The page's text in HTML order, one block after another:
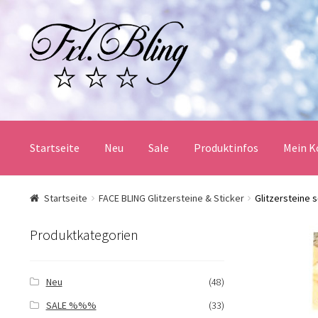
Navigation
springen
zum
Inhalt
Startseite Neu Sale Produktinfos Mein
Start AGB und Kundeninformationen
Mein Konto Produktinfos
Startseite FACE BLING Glitzersteine & Sticker Glitzersteine
Produktkategorien
Neu
(48)
SALE %%%
(33)